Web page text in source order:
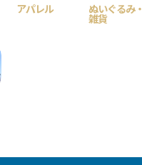
アパレル ぬいぐるみ・
雑貨